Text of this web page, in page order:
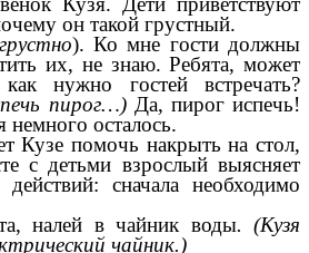
он такой грустный.
). Ко мне гости должны
их, не знаю. Ребята, может
нужно гостей встречать?
пирог…)Да, пирог испечь!
осталось.
Кузе помочь накрыть на стол,
с детьми взрослый выясняет
действий: сначала необходимо
налей в чайник воды. (Кузя
чайник.)